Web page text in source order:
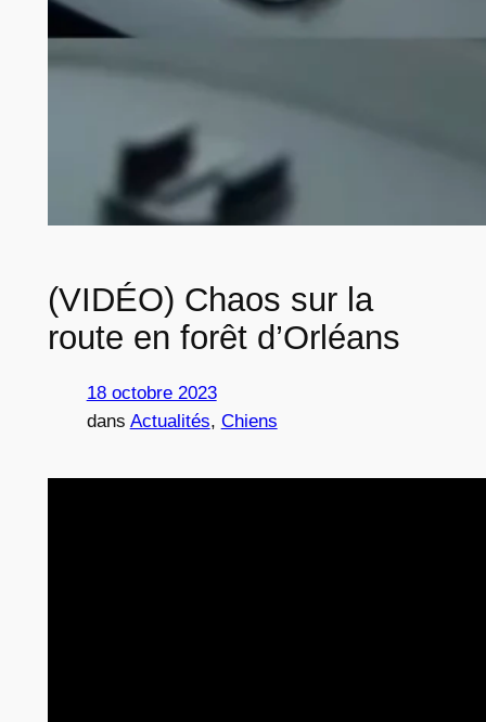
(VIDÉO) Chaos sur la
route en forêt d’Orléans
18 octobre 2023
dans Actualités, Chiens